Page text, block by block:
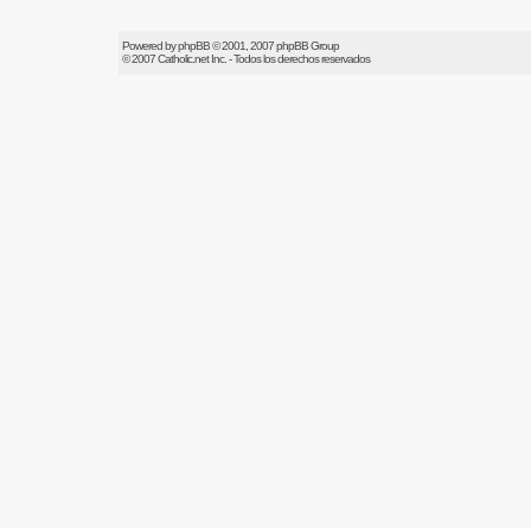
Powered byphpBB© 2001, 2007 phpBB Group
© 2007Catholic.netInc. - Todos los derechos reservados